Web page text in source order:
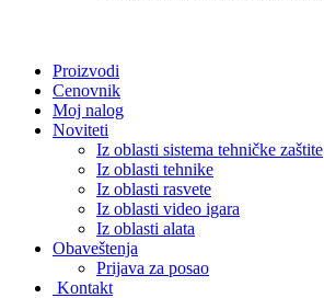
Proizvodi
Cenovnik
Moj nalog
Noviteti
Iz oblasti sistema tehničke zaštite
Iz oblasti tehnike
Iz oblasti rasvete
Iz oblasti video igara
Iz oblasti alata
Obaveštenja
Prijava za posao
Kontakt